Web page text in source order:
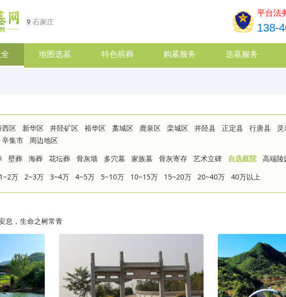
石家庄
平台法
138-
地图选墓 特色殡葬 购墓服务 选墓服务
西区 新华区 井陉矿区 裕华区 藁城区 鹿泉区 栾城区 井陉县 正定县 行唐县
辛集市
周边地区
壁葬 海葬 花坛葬 骨灰墙 多穴墓 家族墓 骨灰寄存 艺术立碑 自选庭院 高端陵
1~2万 2~3万 3~4万 4~5万 5~10万 10~15万 15~20万 20~40万 40万以上